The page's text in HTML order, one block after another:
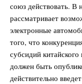
союз действовать. В
рассматривает
электронные
того, что
субсидий
должен быть
действительно